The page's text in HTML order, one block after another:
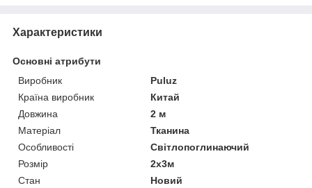
Характеристики
Основні атрибути
Виробник
Puluz
Країна виробник
Китай
Довжина
2 м
Матеріал
Тканина
Особливості
Світлопоглинаючий
Розмір
2х3м
Стан
Новий